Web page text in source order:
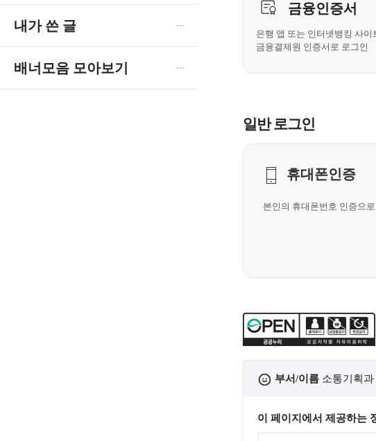
내가 쓴 글
배너모음 모아보기
금융인증서
은행 앱 또는 인터넷뱅킹 사이
금융결제원 인증서로 로그인
일반 로그인
본인의 휴대폰번호 인증으
휴대폰인증
부서/이름 소통기획과
이 페이지에서 제공하는